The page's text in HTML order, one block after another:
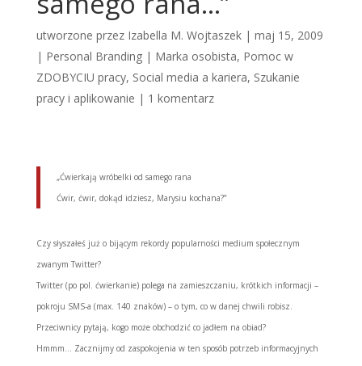
utworzone przez Izabella M. Wojtaszek| maj 15, 2009
| Personal Branding | Marka osobista, Pomoc w
ZDOBYCIU pracy, Social media a kariera, Szukanie
pracy i aplikowanie | 1 komentarz
„Ćwierkają wróbelki od samego rana
Ćwir, ćwir, dokąd idziesz, Marysiu kochana?”
Czy słyszałeś już o bijącym rekordy popularności medium społecznym
zwanym Twitter?
Twitter (po pol. ćwierkanie) polega na zamieszczaniu, krótkich informacji –
pokroju SMS-a (max. 140 znaków) – o tym, co w danej chwili robisz.
Przeciwnicy pytają, kogo może obchodzić co jadłem na obiad?
Hmmm… Zacznijmy od zaspokojenia w ten sposób potrzeb informacyjnych